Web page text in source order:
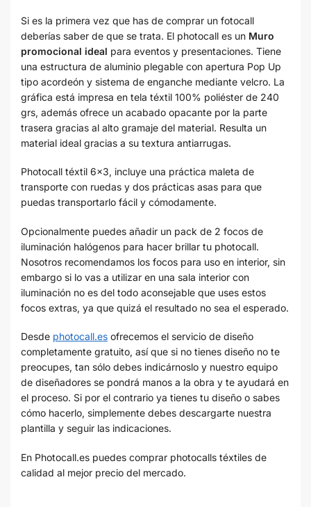
Si es la primera vez que has de comprar un fotocall
deberías saber de que se trata. El photocall es un Muro
promocional ideal para eventos y presentaciones. Tiene
una estructura de aluminio plegable con apertura Pop Up
tipo acordeón y sistema de enganche mediante velcro. La
gráfica está impresa en tela téxtil 100% poliéster de 240
grs, además ofrece un acabado opacante por la parte
trasera gracias al alto gramaje del material. Resulta un
material ideal gracias a su textura antiarrugas.
Photocall téxtil 6×3, incluye una práctica maleta de
transporte con ruedas y dos prácticas asas para que
puedas transportarlo fácil y cómodamente.
Opcionalmente puedes añadir un pack de 2 focos de
iluminación halógenos para hacer brillar tu photocall.
Nosotros recomendamos los focos para uso en interior, sin
embargo si lo vas a utilizar en una sala interior con
iluminación no es del todo aconsejable que uses estos
focos extras, ya que quizá el resultado no sea el esperado.
Desde photocall.es ofrecemos el servicio de diseño
completamente gratuito, así que si no tienes diseño no te
preocupes, tan sólo debes indicárnoslo y nuestro equipo
de diseñadores se pondrá manos a la obra y te ayudará en
el proceso. Si por el contrario ya tienes tu diseño o sabes
cómo hacerlo, simplemente debes descargarte nuestra
plantilla y seguir las indicaciones.
En Photocall.es puedes comprar photocalls téxtiles de
calidad al mejor precio del mercado.